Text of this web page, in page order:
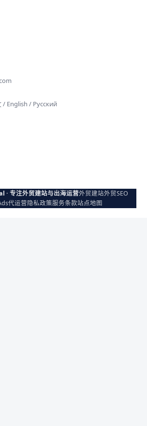
/ English / Русский
· 专注外贸建站与出海运营外贸建站外贸SEO
代运营隐私政策服务条款站点地图